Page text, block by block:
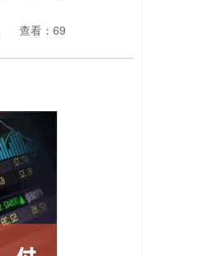
查看：69